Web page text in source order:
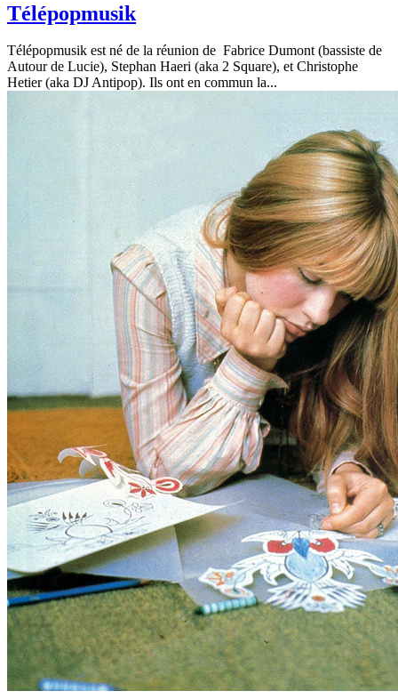
Télépopmusik
Télépopmusik est né de la réunion de Fabrice Dumont (bassiste de
Autour de Lucie), Stephan Haeri (aka 2 Square), et Christophe
Hetier (aka DJ Antipop). Ils ont en commun la...